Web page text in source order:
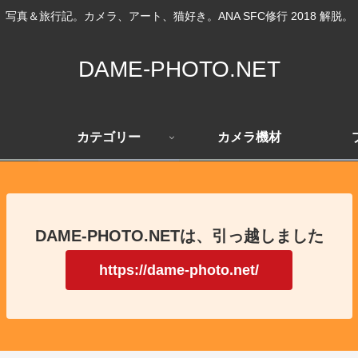
写真＆旅行記。カメラ、アート、猫好き。ANA SFC修行 2018 解脱。
DAME-PHOTO.NET
カテゴリー カメラ機材
DAME-PHOTO.NETは、引っ越しました
https://dame-photo.net/